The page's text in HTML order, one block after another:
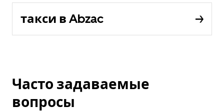
такси в Abzac
Часто задаваемые
вопросы